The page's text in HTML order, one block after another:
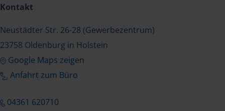
Kontakt
Neustädter Str. 26-28 (Gewerbezentrum)
23758 Oldenburg in Holstein
Google Maps zeigen
Anfahrt zum Büro
04361 620710